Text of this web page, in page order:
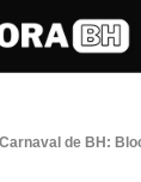
Carnaval de BH: